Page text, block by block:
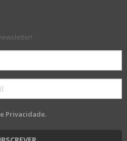
Privacidade.